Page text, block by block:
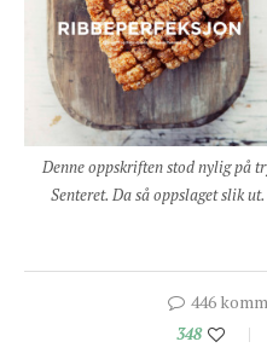
Denne oppskriften stod nylig på
Senteret. Da så oppslaget slik
446
348